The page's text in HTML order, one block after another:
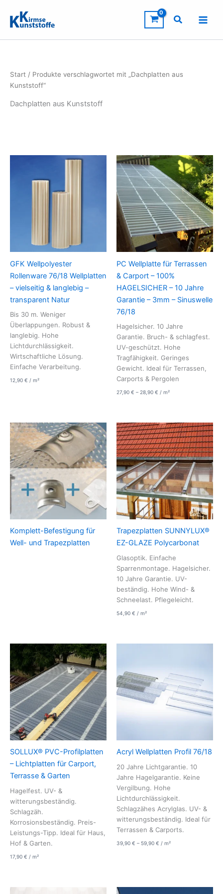
Inhalt
springen
Start / Produkte verschlagwortet mit „Dachplatten aus
Kunststoff“
Dachplatten aus Kunststoff
GFK Wellpolyester
Rollenware 76/18 Wellplatten
– vielseitig & langlebig –
transparent Natur
Bis 30 m. Weniger
Überlappungen. Robust &
langlebig. Hohe
Lichtdurchlässigkeit.
Wirtschaftliche Lösung.
Einfache Verarbeitung.
12,90 € / m²
PC Wellplatte für Terrassen
& Carport – 100%
HAGELSICHER – 10 Jahre
Garantie – 3mm – Sinuswelle
76/18
Hagelsicher. 10 Jahre
Garantie. Bruch- & schlagfest.
UV-geschützt. Hohe
Tragfähigkeit. Geringes
Gewicht. Ideal für Terrassen,
Carports & Pergolen
27,90 € – 28,90 € / m²
Komplett-Befestigung für
Well- und Trapezplatten
Trapezplatten SUNNYLUX®
EZ-GLAZE Polycarbonat
Glasoptik. Einfache
Sparrenmontage. Hagelsicher.
10 Jahre Garantie. UV-
beständig. Hohe Wind- &
Schneelast. Pflegeleicht.
54,90 € / m²
SOLLUX® PVC-Profilplatten
– Lichtplatten für Carport,
Terrasse & Garten
Hagelfest. UV- &
witterungsbeständig.
Schlagzäh.
Korrosionsbeständig. Preis-
Leistungs-Tipp. Ideal für Haus,
Hof & Garten.
17,90 € / m²
Acryl Wellplatten Profil 76/18
20 Jahre Lichtgarantie. 10
Jahre Hagelgarantie. Keine
Vergilbung. Hohe
Lichtdurchlässigkeit.
Schlagzähes Acrylglas. UV- &
witterungsbeständig. Ideal für
Terrassen & Carports.
39,90 € – 59,90 € / m²